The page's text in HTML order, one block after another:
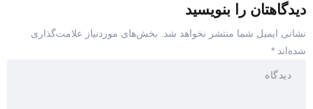
دیدگاهتان را بنویسید
نشانی ایمیل شما منتشر نخواهد شد.
بخش‌های موردنیاز علامت‌گذاری
شده‌اند *